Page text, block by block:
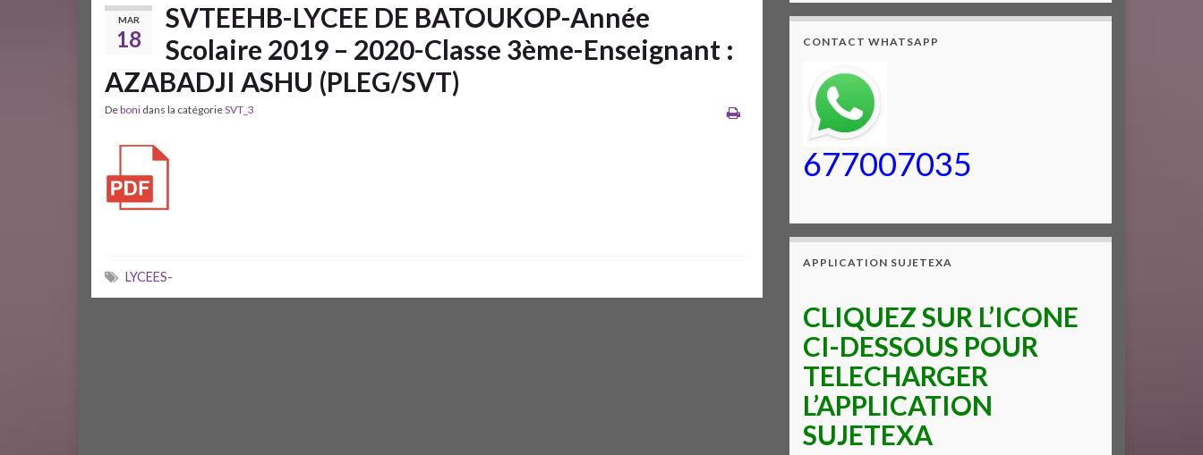
MAR
18
SVTEEHB-LYCEE DE BATOUKOP-Année
Scolaire 2019 – 2020-Classe 3ème-Enseignant :
AZABADJI ASHU (PLEG/SVT)
Deboni dans la catégorieSVT_3
LYCEES-
CONTACT WHATSAPP
677007035
APPLICATION SUJETEXA
CLIQUEZ SUR L’ICONE
CI-DESSOUS POUR
TELECHARGER
L’APPLICATION
SUJETEXA